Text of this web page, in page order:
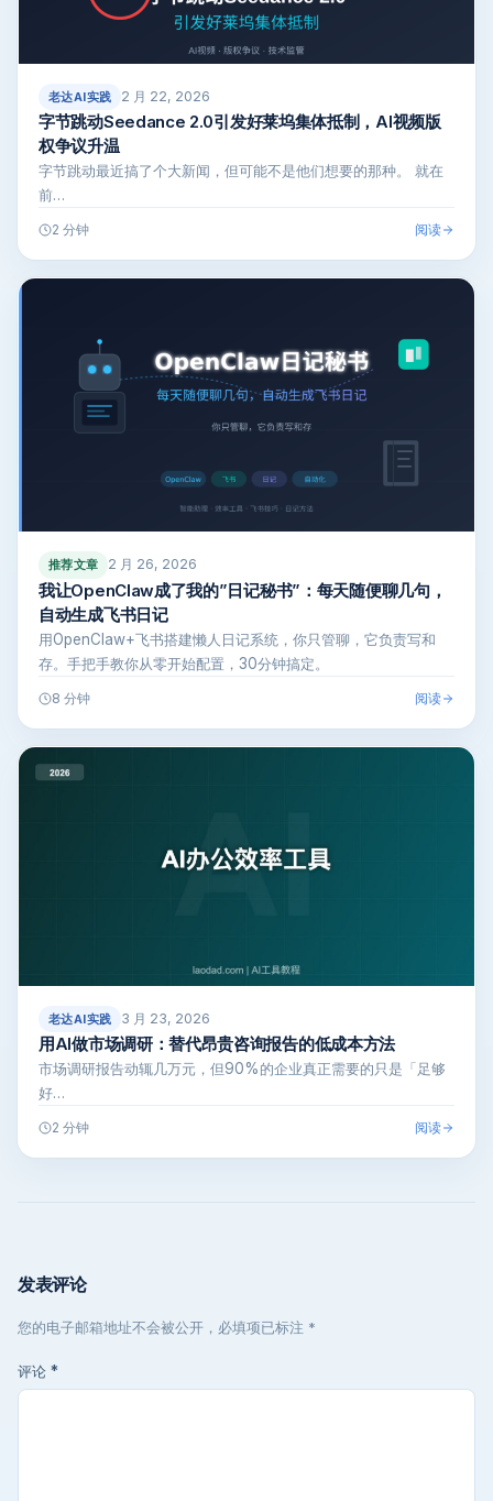
老达AI实践 2 月 22, 2026
字节跳动Seedance 2.0引发好莱坞集体抵制，AI视频版
权争议升温
字节跳动最近搞了个大新闻，但可能不是他们想要的那种。 就在
前…
2 分钟 阅读
推荐文章 2 月 26, 2026
我让OpenClaw成了我的”日记秘书”：每天随便聊几句，
自动生成飞书日记
用OpenClaw+飞书搭建懒人日记系统，你只管聊，它负责写和
存。手把手教你从零开始配置，30分钟搞定。
8 分钟 阅读
老达AI实践 3 月 23, 2026
用AI做市场调研：替代昂贵咨询报告的低成本方法
市场调研报告动辄几万元，但90%的企业真正需要的只是「足够
好…
2 分钟 阅读
发表评论
您的电子邮箱地址不会被公开，必填项已标注 *
评论 *